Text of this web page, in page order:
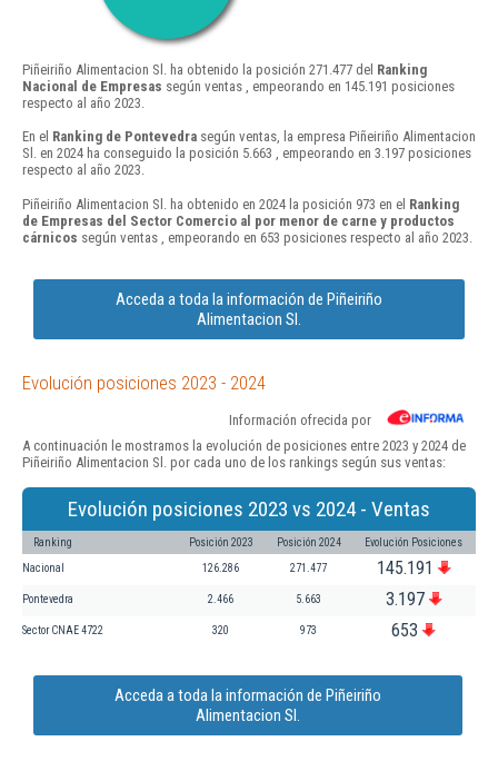
Piñeiriño Alimentacion Sl. ha obtenido la posición 271.477 del Ranking
Nacional de Empresas según ventas , empeorando en 145.191 posiciones
respecto al año 2023.
En el Ranking de Pontevedra según ventas, la empresa Piñeiriño Alimentacion
Sl. en 2024 ha conseguido la posición 5.663 , empeorando en 3.197 posiciones
respecto al año 2023.
Piñeiriño Alimentacion Sl. ha obtenido en 2024 la posición 973 en el Ranking
de Empresas del Sector Comercio al por menor de carne y productos
cárnicos según ventas , empeorando en 653 posiciones respecto al año 2023.
Acceda a toda la información de Piñeiriño
Alimentacion Sl.
Evolución posiciones 2023 - 2024
Información ofrecida por
A continuación le mostramos la evolución de posiciones entre 2023 y 2024 de
Piñeiriño Alimentacion Sl. por cada uno de los rankings según sus ventas:
Evolución posiciones 2023 vs 2024 - Ventas
Ranking Posición 2023 Posición 2024 Evolución Posiciones
Nacional 126.286 271.477 145.191
Pontevedra 2.466 5.663 3.197
Sector CNAE 4722 320 973 653
Acceda a toda la información de Piñeiriño
Alimentacion Sl.